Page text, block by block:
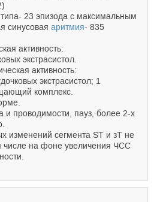
23 эпизода с максимальным
синусовая аритмия- 835
активность:
экстрасистол.
активность:
экстрасистол; 1
комплекс.
и проводимости, пауз, более 2-х
изменений сегмента ST и зТ не
числе на фоне увеличения ЧСС